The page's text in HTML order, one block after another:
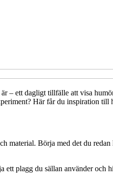
– ett dagligt tillfälle att visa
Här får du inspiration
material. Börja med det du
plagg du sällan använder och